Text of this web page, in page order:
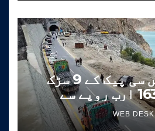
بلوچستان میں سی پیک کے 9 سڑک
منصوبوں پر 163 ارب روپے سے
WEB DESK